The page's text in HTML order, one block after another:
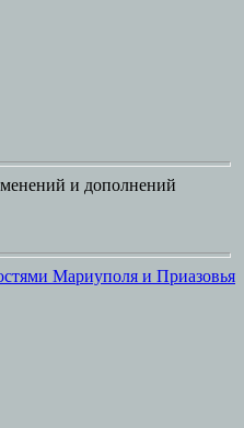
и дополнений
Мариуполя и Приазовья